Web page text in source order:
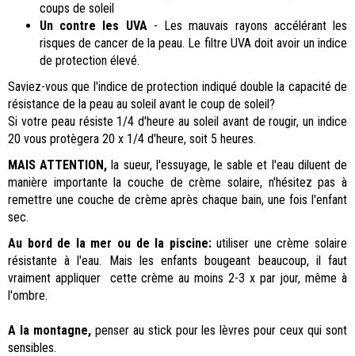
coups de soleil
Un contre les UVA- Les mauvais rayons accélérant les
risques de cancer de la peau. Le filtre UVA doit avoir un indice
de protection élevé.
Saviez-vous que l'indice de protection indiqué double la capacité de
résistance de la peau au soleil avant le coup de soleil?
Si votre peau résiste 1/4 d'heure au soleil avant de rougir, un indice
20 vous protègera 20 x 1/4 d'heure, soit 5 heures.
MAIS ATTENTION, la sueur, l'essuyage, le sable et l'eau diluent de
manière importante la couche de crème solaire, n'hésitez pas à
remettre une couche de crème après chaque bain, une fois l'enfant
sec.
Au bord de la mer ou de la piscine:utiliser une crème solaire
résistante à l'eau. Mais les enfants bougeant beaucoup, il faut
vraiment appliquer cette crème au moins 2-3 x par jour, même à
l'ombre.
A la montagne,penser au stick pour les lèvres pour ceux qui sont
sensibles.